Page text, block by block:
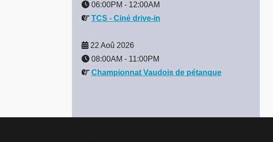
06:00PM - 12:00AM
TCS - Ciné drive-in
22 Aoû 2026
08:00AM - 11:00PM
Championnat Vaudois de pétanque